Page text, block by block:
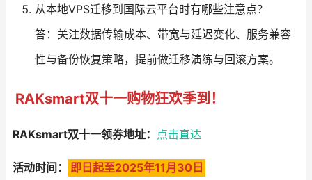
从本地VPS迁移到国际云平台时有哪些注意点？
答：关注数据传输成本、带宽与延迟变化、服务兼容
性与备份恢复策略，提前做迁移演练与回滚方案。
RAKsmart双十一购物狂欢季到！
RAKsmart双十一领券地址： 点击直达
活动时间： 即日起至2025年11月30日